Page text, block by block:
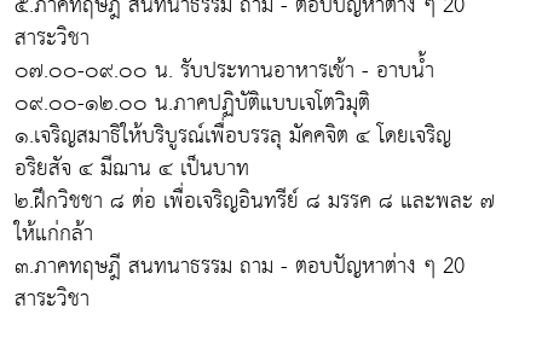
สาระวิชา
๐๗.๐๐-๐๙.๐๐ น. รับประทานอาหารเช้า - อาบน้ำ
๐๙.๐๐-๑๒.๐๐ น.ภาคปฏิบัติแบบเจโตวิมุติ
๑.เจริญสมาธิให้บริบูรณ์เพื่อบรรลุ มัคคจิต ๔ โดยเจริญ
อริยสัจ ๔ มีฌาน ๔ เป็นบาท
๒.ฝึกวิชชา ๘ ต่อ เพื่อเจริญอินทรีย์ ๘ มรรค ๘ และพละ ๗
ให้แก่กล้า
๓.ภาคทฤษฎี สนทนาธรรม ถาม - ตอบปัญหาต่าง ๆ 20
สาระวิชา